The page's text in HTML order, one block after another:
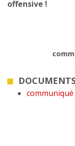
offensive !